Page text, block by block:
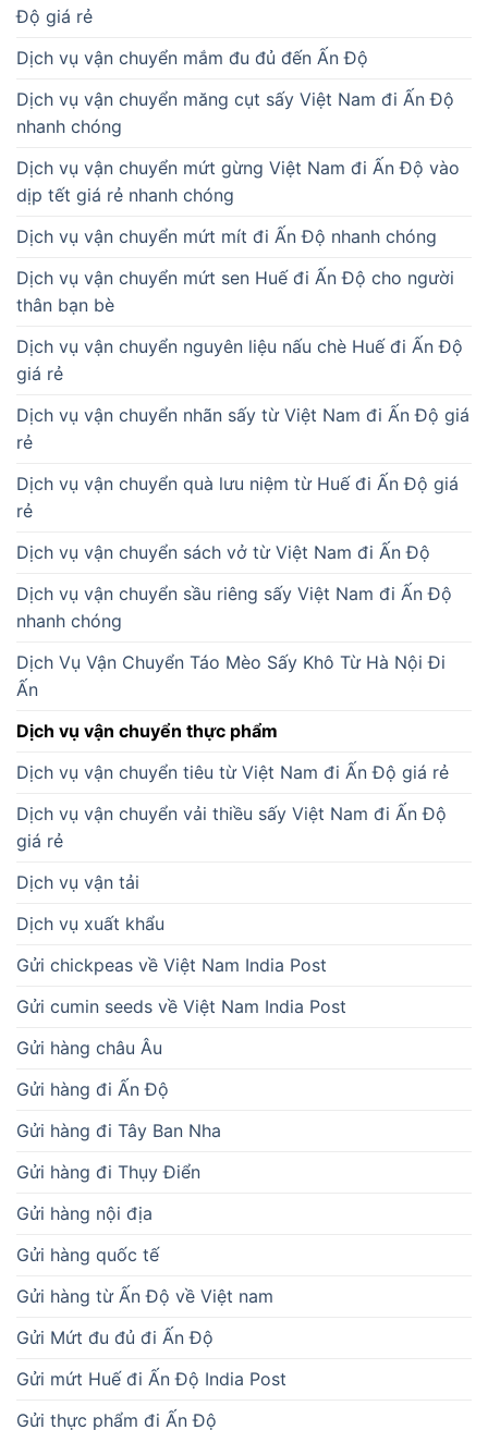
Độ giá rẻ
Dịch vụ vận chuyển mắm đu đủ đến Ấn Độ
Dịch vụ vận chuyển măng cụt sấy Việt Nam đi Ấn Độ
nhanh chóng
Dịch vụ vận chuyển mứt gừng Việt Nam đi Ấn Độ vào
dịp tết giá rẻ nhanh chóng
Dịch vụ vận chuyển mứt mít đi Ấn Độ nhanh chóng
Dịch vụ vận chuyển mứt sen Huế đi Ấn Độ cho người
thân bạn bè
Dịch vụ vận chuyển nguyên liệu nấu chè Huế đi Ấn Độ
giá rẻ
Dịch vụ vận chuyển nhãn sấy từ Việt Nam đi Ấn Độ giá
rẻ
Dịch vụ vận chuyển quà lưu niệm từ Huế đi Ấn Độ giá
rẻ
Dịch vụ vận chuyển sách vở từ Việt Nam đi Ấn Độ
Dịch vụ vận chuyển sầu riêng sấy Việt Nam đi Ấn Độ
nhanh chóng
Dịch Vụ Vận Chuyển Táo Mèo Sấy Khô Từ Hà Nội Đi
Ấn
Dịch vụ vận chuyển thực phẩm
Dịch vụ vận chuyển tiêu từ Việt Nam đi Ấn Độ giá rẻ
Dịch vụ vận chuyển vải thiều sấy Việt Nam đi Ấn Độ
giá rẻ
Dịch vụ vận tải
Dịch vụ xuất khẩu
Gửi chickpeas về Việt Nam India Post
Gửi cumin seeds về Việt Nam India Post
Gửi hàng châu Âu
Gửi hàng đi Ấn Độ
Gửi hàng đi Tây Ban Nha
Gửi hàng đi Thụy Điển
Gửi hàng nội địa
Gửi hàng quốc tế
Gửi hàng từ Ấn Độ về Việt nam
Gửi Mứt đu đủ đi Ấn Độ
Gửi mứt Huế đi Ấn Độ India Post
Gửi thực phẩm đi Ấn Độ